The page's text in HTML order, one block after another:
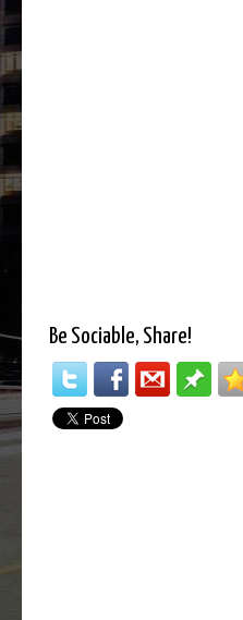
Be Sociable, Share!